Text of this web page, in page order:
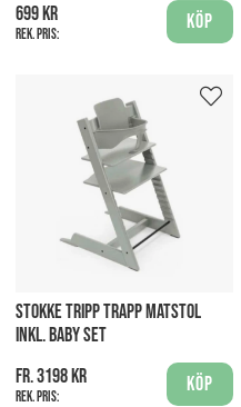
699 kr
Rek. pris:
Köp
STOKKE TRIPP TRAPP MATSTOL
INKL. BABY SET
fr. 3198 kr
Rek. pris:
Köp